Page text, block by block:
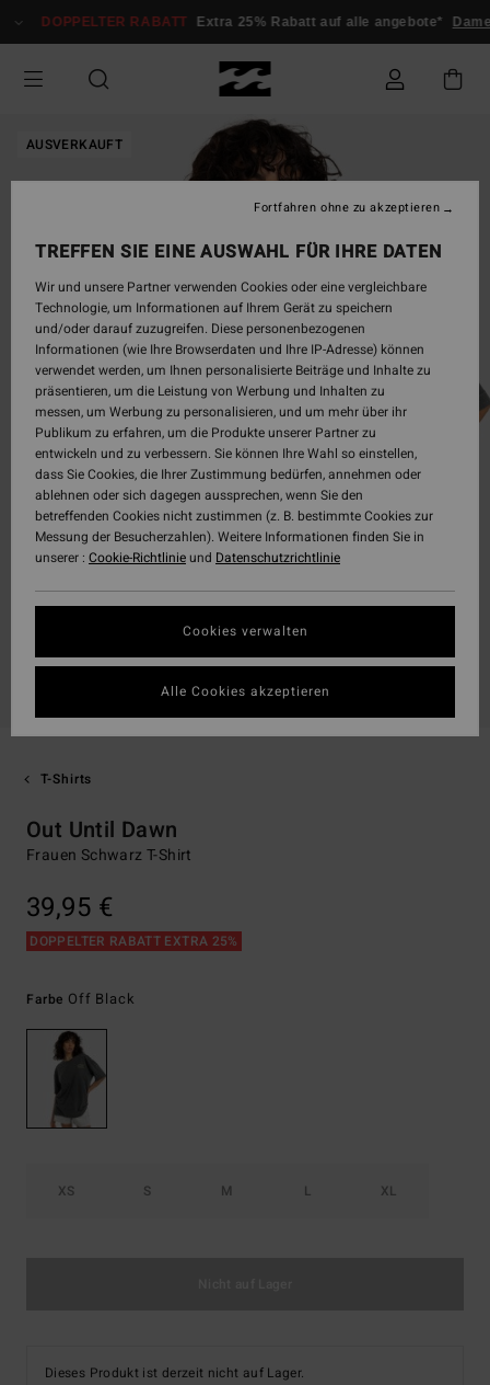
zur
springen
DOPPELTER RABATT Extra 25% Rabatt auf alle angebote*
AUSVERKAUFT
T-Shirts
Out Until Dawn
Frauen Schwarz T-Shirt
39,95 €
DOPPELTER RABATT EXTRA 25%
Farbe Off Black
XS S M L XL
Dieses Produkt ist derzeit nicht auf Lager.
TREFFEN SIE EINE AUSWAHL FÜR IHRE DATEN
Wir und unsere Partner verwenden Cookies oder eine vergleichbare
Technologie, um Informationen auf Ihrem Gerät zu speichern
und/oder darauf zuzugreifen. Diese personenbezogenen
Informationen (wie Ihre Browserdaten und Ihre IP-Adresse) können
verwendet werden, um Ihnen personalisierte Beiträge und Inhalte zu
präsentieren, um die Leistung von Werbung und Inhalten zu
messen, um Werbung zu personalisieren, und um mehr über ihr
Publikum zu erfahren, um die Produkte unserer Partner zu
entwickeln und zu verbessern. Sie können Ihre Wahl so einstellen,
dass Sie Cookies, die Ihrer Zustimmung bedürfen, annehmen oder
ablehnen oder sich dagegen aussprechen, wenn Sie den
betreffenden Cookies nicht zustimmen (z. B. bestimmte Cookies zur
Messung der Besucherzahlen). Weitere Informationen finden Sie in
unserer : Cookie-Richtlinieund Datenschutzrichtlinie
Cookies verwalten
Fortfahren ohne zu akzeptieren
Alle Cookies akzeptieren